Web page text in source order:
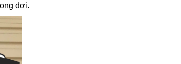
đợi.